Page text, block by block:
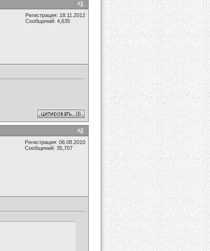
#1
Регистрация: 18.11.2012
Сообщений: 4,635
#2
Регистрация: 06.08.2010
Сообщений: 35,707